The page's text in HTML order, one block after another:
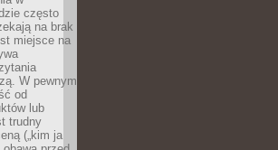
często
na brak
miejsce na
W pewnym
od
lub
trudny
(„kim ja